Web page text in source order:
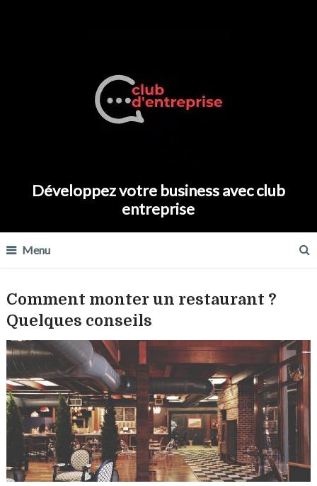
Développez votre business avec club
entreprise
Menu
Comment monter un restaurant ?
Quelques conseils